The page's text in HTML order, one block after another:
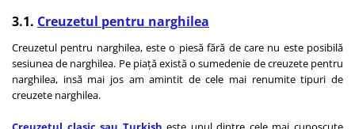
3.1. Creuzetul pentru narghilea
Creuzetul pentru narghilea, este o piesă fără de care nu este posibilă
sesiunea de narghilea. Pe piață există o sumedenie de creuzete pentru
narghilea, insă mai jos am amintit de cele mai renumite tipuri de
creuzete narghilea.